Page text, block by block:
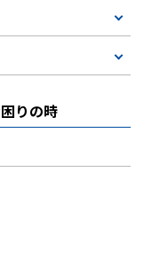
りの時